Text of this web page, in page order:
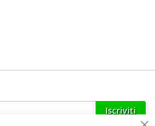
Iscriviti